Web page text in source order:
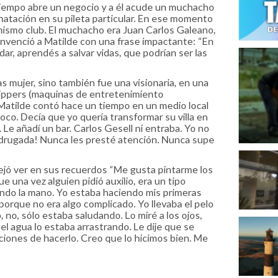
abre un negocio y a él acude un muchacho
en su pileta particular. En ese momento
club. El muchacho era Juan Carlos Galeano,
a Matilde con una frase impactante: “En
aprendés a salvar vidas, que podrían ser las
mujer, sino también fue una visionaria, en una
(maquinas de entretenimiento
contó hace un tiempo en un medio local
Decía que yo quería transformar su villa en
añadí un bar. Carlos Gesell ni entraba. Yo no
Nunca les presté atención. Nunca supe
ver en sus recuerdos “Me gusta pintarme los
una vez alguien pidió auxilio, era un tipo
la mano. Yo estaba haciendo mis primeras
no era algo complicado. Yo llevaba el pelo
sólo estaba saludando. Lo miré a los ojos,
agua lo estaba arrastrando. Le dije que se
de hacerlo. Creo que lo hicimos bien. Me